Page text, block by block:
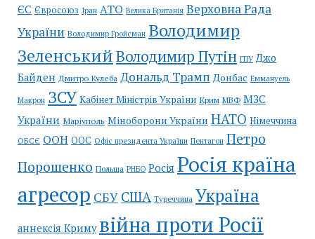
ЄС Євросоюз Іран АТО Велика Британія Верховна Рада
України Володимир Гройсман Володимир
ЗеленськийВолодимир Путін ГПУ Джо
Байден Дмитро Кулеба Дональд Трамп Донбас Еммануель
Макрон ЗСУ Кабінет Міністрів України Крим МВФ МЗС
України Маріуполь Міноборони України НАТО Німеччина
ОБСЄ ООН ООС Офіс президента України Пентагон Петро
Порошенко Польща РНБО Росія Росія країна
агресор СБУ США Туреччина Україна
аннексія Криму війна проти Росії